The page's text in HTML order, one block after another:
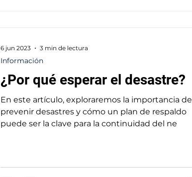
¿Por qué esperar el desastre?
En este artículo, exploraremos la importancia de
prevenir desastres y cómo un plan de respaldo
puede ser la clave para la continuidad del ne
Información
6 jun 2023 3 min de lectura